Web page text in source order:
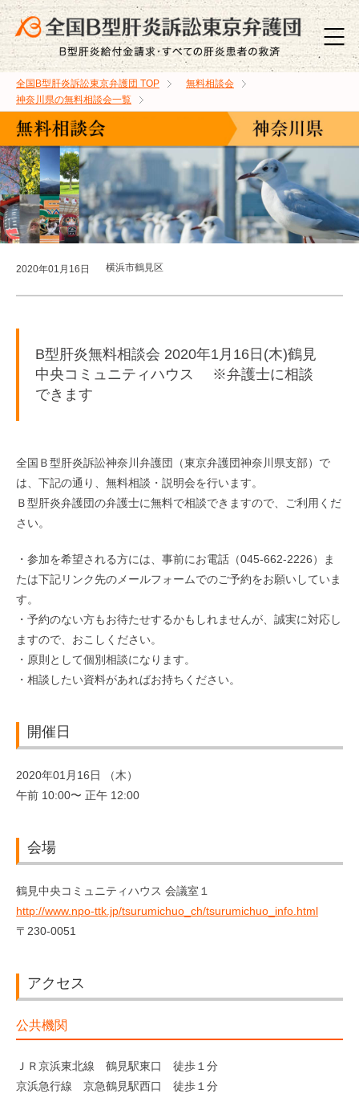
全国B型肝炎訴訟東京弁護団 TOP
無料相談会
神奈川県の無料相談会一覧
2020年01月16日 横浜市鶴見区
B型肝炎無料相談会 2020年1月16日(木)鶴見
中央コミュニティハウス ※弁護士に相談
できます
全国Ｂ型肝炎訴訟神奈川弁護団（東京弁護団神奈川県支部）で
は、下記の通り、無料相談・説明会を行います。
Ｂ型肝炎弁護団の弁護士に無料で相談できますので、ご利用くだ
さい。
・参加を希望される方には、事前にお電話（045-662-2226）ま
たは下記リンク先のメールフォームでのご予約をお願いしていま
す。
・予約のない方もお待たせするかもしれませんが、誠実に対応し
ますので、おこしください。
・原則として個別相談になります。
・相談したい資料があればお持ちください。
開催日
2020年01月16日 （木）
午前 10:00〜 正午 12:00
会場
鶴見中央コミュニティハウス 会議室１
http://www.npo-ttk.jp/tsurumichuo_ch/tsurumichuo_info.html
〒230-0051
アクセス
公共機関
ＪＲ京浜東北線 鶴見駅東口 徒歩１分
京浜急行線 京急鶴見駅西口 徒歩１分